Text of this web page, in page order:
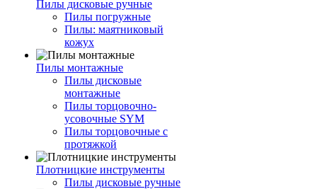
Пилы дисковые ручные
Пилы погружные
Пилы: маятниковый
кожух
Пилы монтажные
Пилы дисковые
монтажные
Пилы торцовочно-
усовочные SYM
Пилы торцовочные с
протяжкой
Плотницкие инструменты
Пилы дисковые ручные